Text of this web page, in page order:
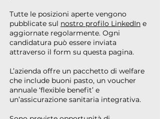
Tutte le posizioni aperte vengono
pubblicate sul nostro profilo LinkedIn e
aggiornate regolarmente. Ogni
candidatura può essere inviata
attraverso il form su questa pagina.
L’azienda offre un pacchetto di welfare
che include buoni pasto, un voucher
annuale ‘flexible benefit’ e
un’assicurazione sanitaria integrativa.